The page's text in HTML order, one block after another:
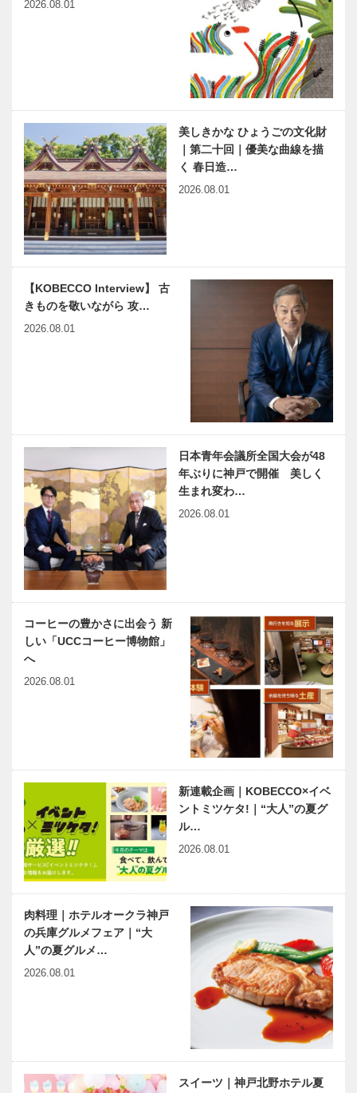
kobe」をコ
ンセ…
オーガニック
栽培の山田錦
を使用し…
もっちプチが
楽しい、誰で
も日常的に食
べやすい キ
ラリモチのも
ち麦おこわ・
もち麦お…
“KOBEタラ
ソセラピーウ
ェルネスクル
ーズ” 船上で
の海洋療法体
験を boh b…
食のよろこび
を、一から、
六甲山サイレ
ンスリゾート
のディレクシ
ョンも手がけ
る建築界の巨
医療社会学」
第135回
harmony（はーもにぃ）
Vol.55 ウクライナ避難民
に 思うこと （下）…
ボタン 第一
すぐりの食材
が一鍋で二度
美味しい！！
奇跡の…
元町映画館
vol.9｜映画
の歩みと重な
る、アリスを
連載エッセイ
／喫茶店の書
斎から76
草野心平つな
がり
略 第九席｜
「会いに行け
楽しい時間、
おしえてくだ
さい～ ゲス
ト：萩原 英
治さん
木のすまいプ
ロジェクト｜
平尾工務店｜
畳編｜Vol.1
NEKOBE｜
vol.47｜
SONE（ソ
ネ）
2026.08.01
美しきかな ひょうごの文化財
｜第二十回｜優美な曲線を描
く 春日造…
2026.08.01
【KOBECCO Interview】 古
きものを敬いながら 攻…
2026.08.01
日本青年会議所全国大会が48
年ぶりに神戸で開催 美しく
生まれ変わ…
2026.08.01
コーヒーの豊かさに出会う 新
しい「UCCコーヒー博物館」
へ
2026.08.01
新連載企画｜KOBECCO×イベ
ントミツケタ!｜“大人”の夏グ
ル…
2026.08.01
肉料理｜ホテルオークラ神戸
の兵庫グルメフェア｜“大
人”の夏グルメ…
2026.08.01
スイーツ｜神戸北野ホテル夏